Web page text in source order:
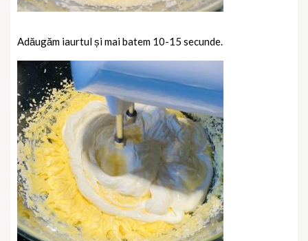
Adăugăm iaurtul și mai batem 10-15 secunde.